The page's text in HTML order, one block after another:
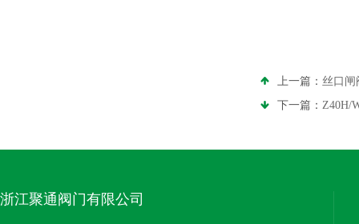
上一篇： 丝口闸
下一篇： Z40H/
浙江聚通阀门有限公司